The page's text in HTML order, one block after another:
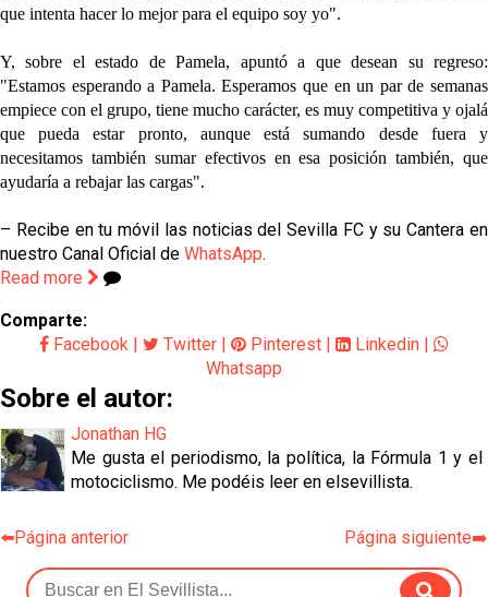
que intenta hacer lo mejor para el equipo soy yo".
Y, sobre el estado de Pamela, apuntó a que desean su regreso:
"Estamos esperando a Pamela.Esperamos que en un par de semanas
empiece con el grupo, tiene mucho carácter, es muy competitiva y ojalá
que pueda estar pronto, aunque está sumando desde fuera y
necesitamos también sumar efectivos en esa posición también, que
ayudaría a rebajar las cargas".
– Recibe en tu móvil las noticias del Sevilla FC y su Cantera en
nuestro Canal Oficial de WhatsApp.
Read more
Comparte:
Facebook | Twitter | Pinterest | Linkedin |
Whatsapp
Sobre el autor:
Jonathan HG
Me gusta el periodismo, la política, la Fórmula 1 y el
motociclismo. Me podéis leer en elsevillista.
⬅️Página anterior Página siguiente➡️